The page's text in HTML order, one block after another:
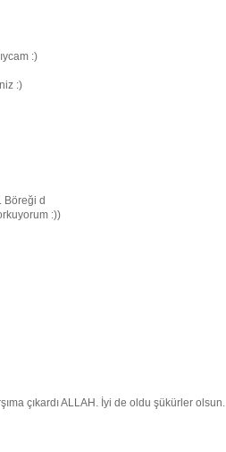
:)
:)
Böreği d
:))
çıkardı ALLAH. İyi de oldu şükürler olsun.